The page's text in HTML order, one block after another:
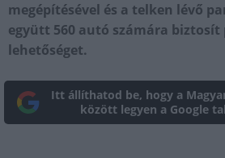
megépítésével és a telken lévő
együtt 560 autó számára biztosít
lehetőséget.
Itt állíthatod be, hogy a
között legyen a Google